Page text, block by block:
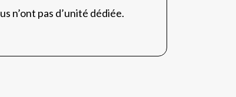
n’ont pas d’unité dédiée.